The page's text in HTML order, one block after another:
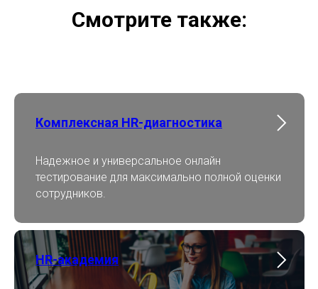
Смотрите также:
Комплексная HR-диагностика
Надежное и универсальное онлайн
тестирование для максимально полной оценки
сотрудников.
HR-академия